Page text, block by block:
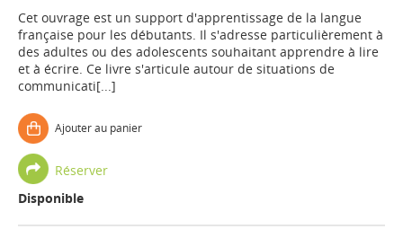
Cet ouvrage est un support d'apprentissage de la langue
française pour les débutants. Il s'adresse particulièrement à
des adultes ou des adolescents souhaitant apprendre à lire
et à écrire. Ce livre s'articule autour de situations de
communicati[...]
Ajouter au panier
Réserver
Disponible